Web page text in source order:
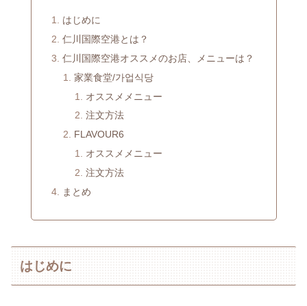
はじめに
仁川国際空港とは？
仁川国際空港オススメのお店、メニューは？
家業食堂/가업식당
オススメメニュー
注文方法
FLAVOUR6
オススメメニュー
注文方法
まとめ
はじめに